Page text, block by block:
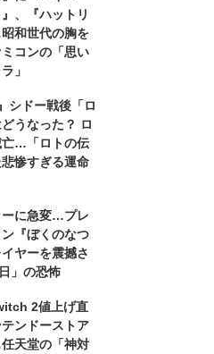
、『ハットリ
和世代の胸を
コンの「思い
」
シドー戦後「ロ
うなった？ ロ
亡…「ロトの伝
惨すぎる運命
ーに急変…プレ
『ぼくのなつ
ヤーを震撼さ
」の恐怖
2値上げ直
ンドーストア
天堂の「神対